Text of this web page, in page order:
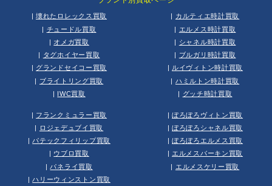
|壊れたロレックス買取
| チュードル買取
| オメガ買取
| タグホイヤー買取
グランドセイコー買取
| ブライトリング買取
| IWC買取
カルティエ時計買取
| エルメス時計買取
| シャネル時計買取
| ブルガリ時計買取
ルイヴィトン時計買取
| ハミルトン時計買取
| グッチ時計買取
| フランクミュラー買取
|
ロジェデュブイ買取
| パテックフィリップ買取
ウブロ買取
| パネライ買取
|ハリーウィンストン買取
|ぼろぼろヴィトン買取
|ぼろぼろシャネル買取
|ぼろぼろエルメス買取
エルメスバーキン買取
| エルメスケリー買取